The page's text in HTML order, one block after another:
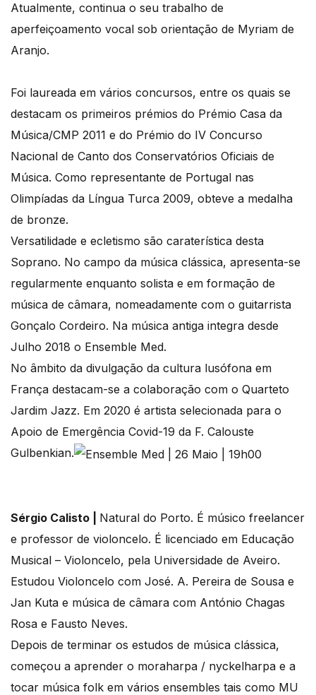
Atualmente, continua o seu trabalho de
aperfeiçoamento vocal sob orientação de Myriam de
Aranjo.
Foi laureada em vários concursos, entre os quais se
destacam os primeiros prémios do Prémio Casa da
Música/CMP 2011 e do Prémio do IV Concurso
Nacional de Canto dos Conservatórios Oficiais de
Música. Como representante de Portugal nas
Olimpíadas da Língua Turca 2009, obteve a medalha
de bronze.
Versatilidade e ecletismo são caraterística desta
Soprano. No campo da música clássica, apresenta-se
regularmente enquanto solista e em formação de
música de câmara, nomeadamente com o guitarrista
Gonçalo Cordeiro. Na música antiga integra desde
Julho 2018 o Ensemble Med.
No âmbito da divulgação da cultura lusófona em
França destacam-se a colaboração com o Quarteto
Jardim Jazz. Em 2020 é artista selecionada para o
Apoio de Emergência Covid-19 da F. Calouste
Gulbenkian.
Sérgio Calisto | Natural do Porto. É músico freelancer
e professor de violoncelo. É licenciado em Educação
Musical – Violoncelo, pela Universidade de Aveiro.
Estudou Violoncelo com José. A. Pereira de Sousa e
Jan Kuta e música de câmara com António Chagas
Rosa e Fausto Neves.
Depois de terminar os estudos de música clássica,
começou a aprender o moraharpa / nyckelharpa e a
tocar música folk em vários ensembles tais como MU